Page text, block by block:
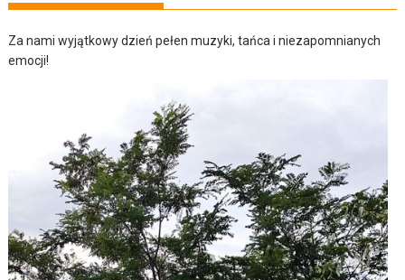
Za nami wyjątkowy dzień pełen muzyki, tańca i niezapomnianych
emocji!